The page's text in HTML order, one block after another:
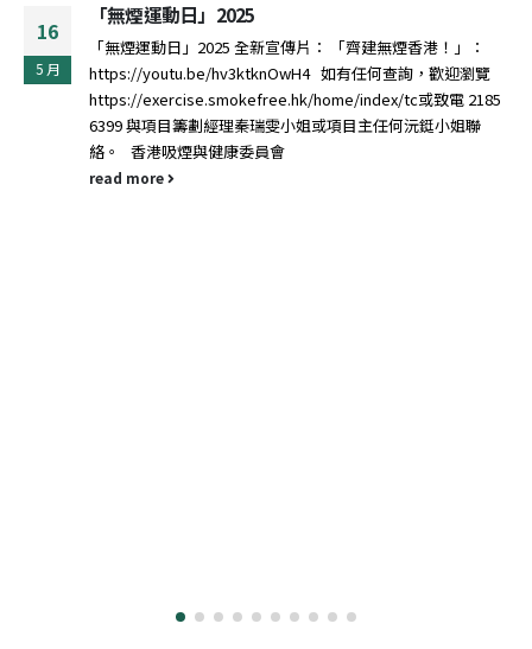
21
3 月
僱員再培訓局：資歷架構秘書處2023年度資歷
「學習體驗獎勵計劃」
由教育局「資歷架構秘書處」舉辦的2023年度「學習體
計劃」（下稱「計劃」）已經開展，計劃的目的是讓業
學習表現出色的從業員參與世界不同地方的學習活動，
他們的視野...
read more